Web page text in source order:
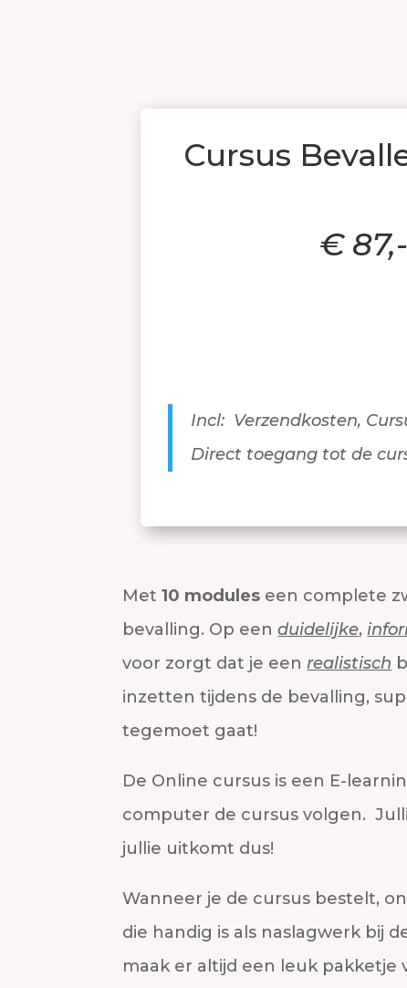
Cursus
€ 87,-
Incl: Verzendkosten,
Direct toegang tot de
Met10 modules een complete
bevalling. Op eenduidelijke,
voor zorgt dat je eenrealistisch
inzetten tijdens de bevalling,
tegemoet gaat!
De Online cursus is een E-
computer de cursus volgen.
jullie uitkomt dus!
Wanneer je de cursus bestelt,
die handig is als naslagwerk bij
maak er altijd een leuk pakketje